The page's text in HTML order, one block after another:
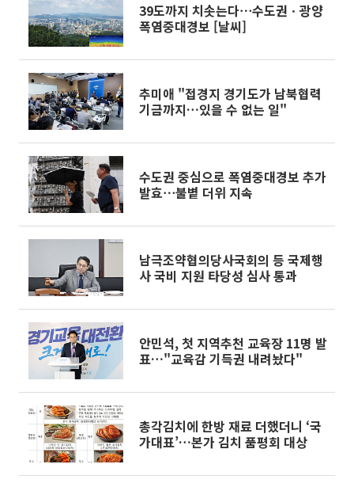
39도까지 치솟는다⋯수도권ㆍ광양
폭염중대경보 [날씨]
추미애 "접경지 경기도가 남북협력
기금까지…있을 수 없는 일"
수도권 중심으로 폭염중대경보 추가
발효⋯불볕 더위 지속
남극조약협의당사국회의 등 국제행
사 국비 지원 타당성 심사 통과
안민석, 첫 지역추천 교육장 11명 발
표…"교육감 기득권 내려놨다"
총각김치에 한방 재료 더했더니 ‘국
가대표’…본가 김치 품평회 대상